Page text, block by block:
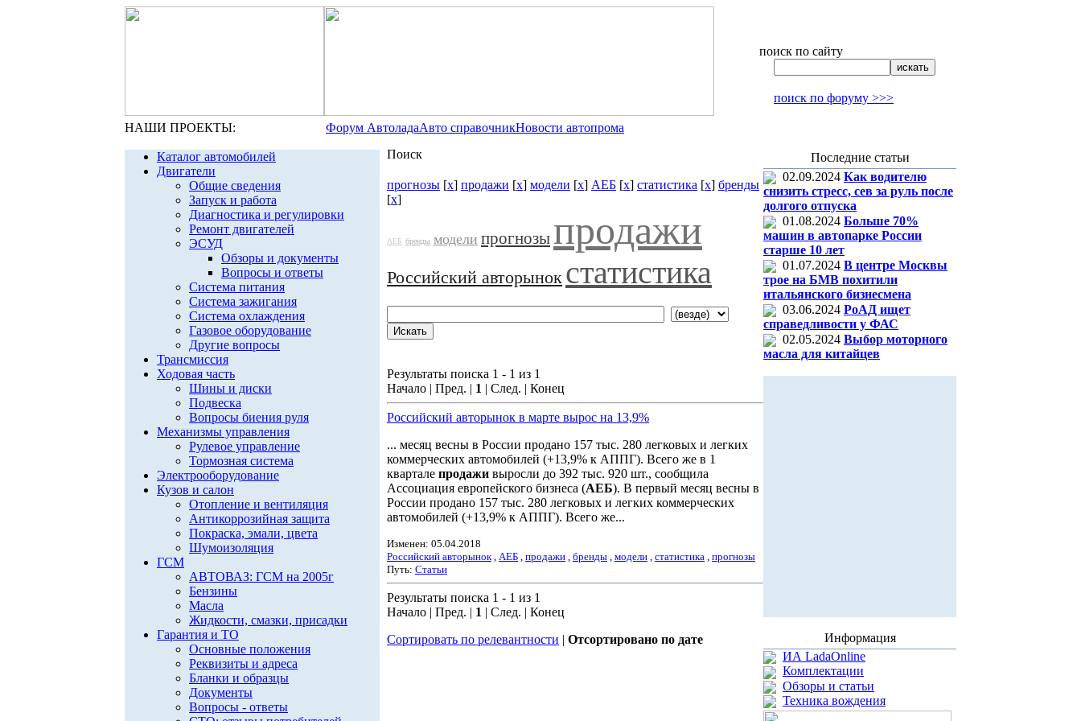
поиск по сайту
поиск по форуму >>>
НАШИ ПРОЕКТЫ: Форум АвтоладаАвто справочникНовости автопрома
Каталог автомобилей
Двигатели
Общие сведения
Запуск и работа
Диагностика и регулировки
Ремонт двигателей
ЭСУД
Обзоры и документы
Вопросы и ответы
Система питания
Система зажигания
Система охлаждения
Газовое оборудование
Другие вопросы
Трансмиссия
Ходовая часть
Шины и диски
Подвеска
Вопросы биения руля
Механизмы управления
Рулевое управление
Тормозная система
Электрооборудование
Кузов и салон
Отопление и вентиляция
Антикоррозийная защита
Покраска, эмали, цвета
Шумоизоляция
ГСМ
АВТОВАЗ: ГСМ на 2005г
Бензины
Масла
Жидкости, смазки, присадки
Гарантия и ТО
Основные положения
Реквизиты и адреса
Бланки и образцы
Документы
Вопросы - ответы
Поиск
прогнозы [x] продажи [x] модели [x] АЕБ [x] статистика [x] бренды
[x]
АЕБ бренды модели прогнозы продажи
Российский авторынок статистика
Результаты поиска 1 - 1 из 1
Начало | Пред. | 1 | След. | Конец
Российский авторынок в марте вырос на 13,9%
... месяц весны в России продано 157 тыс. 280 легковых и легких
коммерческих автомобилей (+13,9% к АППГ). Всего же в 1
квартале продажи выросли до 392 тыс. 920 шт., сообщила
Ассоциация европейского бизнеса (АЕБ). В первый месяц весны в
России продано 157 тыс. 280 легковых и легких коммерческих
автомобилей (+13,9% к АППГ). Всего же...
Изменен: 05.04.2018
Российский авторынок, АЕБ , продажи , бренды , модели , статистика , прогнозы
Путь: Статьи
Результаты поиска 1 - 1 из 1
Начало | Пред. | 1 | След. | Конец
Сортировать по релевантности | Отсортировано по дате
Последние статьи
02.09.2024 Как водителю
снизить стресс, сев за руль после
долгого отпуска
01.08.2024 Больше 70%
машин в автопарке России
старше 10 лет
01.07.2024 В центре Москвы
трое на БМВ похитили
итальянского бизнесмена
03.06.2024 РоАД ищет
справедливости у ФАС
02.05.2024 Выбор моторного
масла для китайцев
Информация
ИА LadaOnline
Комплектации
Обзоры и статьи
Техника вождения